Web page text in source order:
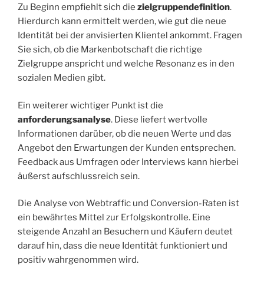
Zu Beginn empfiehlt sich die zielgruppendefinition.
Hierdurch kann ermittelt werden, wie gut die neue
Identität bei der anvisierten Klientel ankommt. Fragen
Sie sich, ob die Markenbotschaft die richtige
Zielgruppe anspricht und welche Resonanz es in den
sozialen Medien gibt.
Ein weiterer wichtiger Punkt ist die
anforderungsanalyse. Diese liefert wertvolle
Informationen darüber, ob die neuen Werte und das
Angebot den Erwartungen der Kunden entsprechen.
Feedback aus Umfragen oder Interviews kann hierbei
äußerst aufschlussreich sein.
Die Analyse von Webtraffic und Conversion-Raten ist
ein bewährtes Mittel zur Erfolgskontrolle. Eine
steigende Anzahl an Besuchern und Käufern deutet
darauf hin, dass die neue Identität funktioniert und
positiv wahrgenommen wird.